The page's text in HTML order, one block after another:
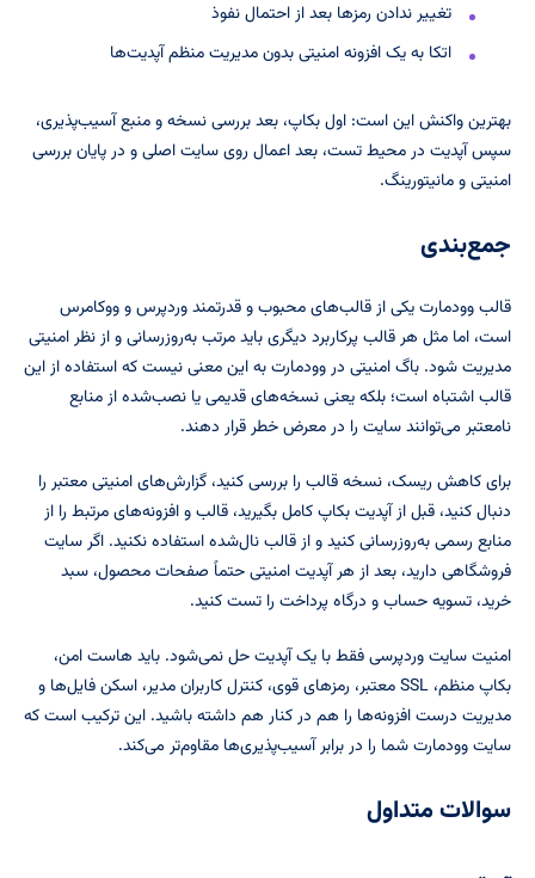
تغییر ندادن رمزها بعد از احتمال نفوذ
اتکا به یک افزونه امنیتی بدون مدیریت منظم آپدیت‌ها
بهترین واکنش این است: اول بکاپ، بعد بررسی نسخه و منبع آسیب‌پذیری،
سپس آپدیت در محیط تست، بعد اعمال روی سایت اصلی و در پایان بررسی
امنیتی و مانیتورینگ.
جمع‌بندی
قالب وودمارت یکی از قالب‌های محبوب و قدرتمند وردپرس و ووکامرس
است، اما مثل هر قالب پرکاربرد دیگری باید مرتب به‌روزرسانی و از نظر امنیتی
مدیریت شود. باگ امنیتی در وودمارت به این معنی نیست که استفاده از این
قالب اشتباه است؛ بلکه یعنی نسخه‌های قدیمی یا نصب‌شده از منابع
نامعتبر می‌توانند سایت را در معرض خطر قرار دهند.
برای کاهش ریسک، نسخه قالب را بررسی کنید، گزارش‌های امنیتی معتبر را
دنبال کنید، قبل از آپدیت بکاپ کامل بگیرید، قالب و افزونه‌های مرتبط را از
منابع رسمی به‌روزرسانی کنید و از قالب نال‌شده استفاده نکنید. اگر سایت
فروشگاهی دارید، بعد از هر آپدیت امنیتی حتماً صفحات محصول، سبد
خرید، تسویه حساب و درگاه پرداخت را تست کنید.
امنیت سایت وردپرسی فقط با یک آپدیت حل نمی‌شود. باید هاست امن،
بکاپ منظم، SSL معتبر، رمزهای قوی، کنترل کاربران مدیر، اسکن فایل‌ها و
مدیریت درست افزونه‌ها را هم در کنار هم داشته باشید. این ترکیب است که
سایت وودمارت شما را در برابر آسیب‌پذیری‌ها مقاوم‌تر می‌کند.
سوالات متداول